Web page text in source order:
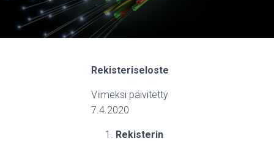
Rekisteriseloste
Viimeksi päivitetty
7.4.2020
Rekisterin